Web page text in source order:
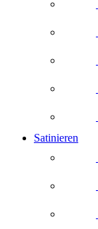
Satinieren